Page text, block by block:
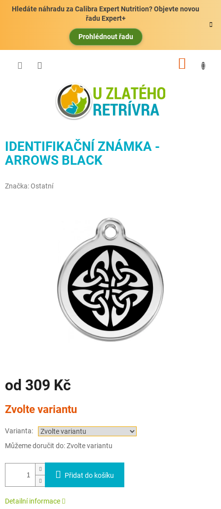
Hledáte náhradu za Calibra Expert Nutrition? Objevte novou
řadu Expert+
Prohlédnout řadu
IDENTIFIKAČNÍ ZNÁMKA -
ARROWS BLACK
Značka: Ostatní
od 309 Kč
cena:
Zvolte variantu
Varianta:
Můžeme doručit do:Zvolte variantu
Přidat do košíku
Detailní informace